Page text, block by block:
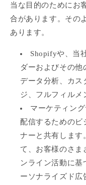
当な目的のためにお
合があります。その
あります。
Shopifyや、当
ダーおよびその他
データ分析、カス
ジ、フルフィルメ
マーケティン
配信するためのビ
ナーと共有します
て、お客様のさま
ンライン活動に
ーソナライズド広